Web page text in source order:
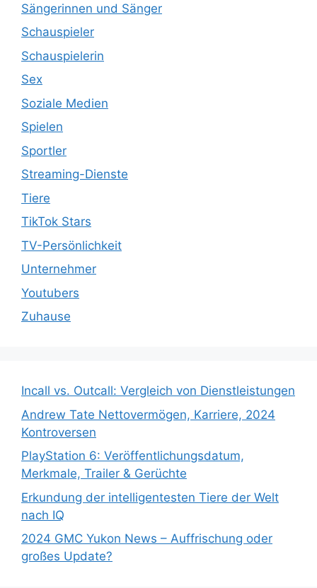
Sängerinnen und Sänger
Schauspieler
Schauspielerin
Sex
Soziale Medien
Spielen
Sportler
Streaming-Dienste
Tiere
TikTok Stars
TV-Persönlichkeit
Unternehmer
Youtubers
Zuhause
Incall vs. Outcall: Vergleich von Dienstleistungen
Andrew Tate Nettovermögen, Karriere, 2024
Kontroversen
PlayStation 6: Veröffentlichungsdatum,
Merkmale, Trailer & Gerüchte
Erkundung der intelligentesten Tiere der Welt
nach IQ
2024 GMC Yukon News – Auffrischung oder
großes Update?